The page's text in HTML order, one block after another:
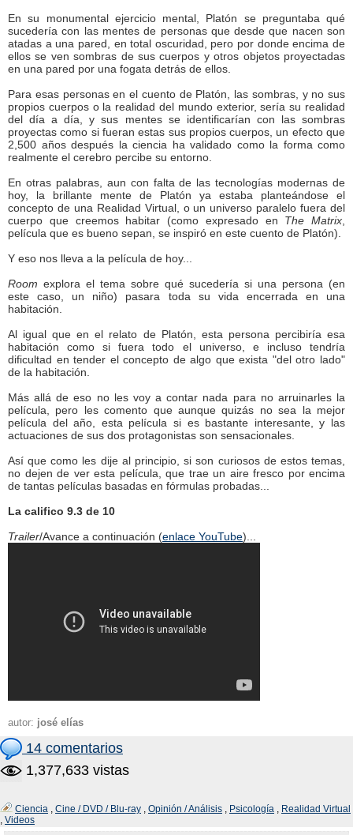
En su monumental ejercicio mental, Platón se preguntaba qué
sucedería con las mentes de personas que desde que nacen son
atadas a una pared, en total oscuridad, pero por donde encima de
ellos se ven sombras de sus cuerpos y otros objetos proyectadas
en una pared por una fogata detrás de ellos.
Para esas personas en el cuento de Platón, las sombras, y no sus
propios cuerpos o la realidad del mundo exterior, sería su realidad
del día a día, y sus mentes se identificarían con las sombras
proyectas como si fueran estas sus propios cuerpos, un efecto que
2,500 años después la ciencia ha validado como la forma como
realmente el cerebro percibe su entorno.
En otras palabras, aun con falta de las tecnologías modernas de
hoy, la brillante mente de Platón ya estaba planteándose el
concepto de una Realidad Virtual, o un universo paralelo fuera del
cuerpo que creemos habitar (como expresado en The Matrix
película que es bueno sepan, se inspiró en este cuento de Platón).
Y eso nos lleva a la película de hoy...
Room explora el tema sobre qué sucedería si una persona (en
este caso, un niño) pasara toda su vida encerrada en una
habitación.
Al igual que en el relato de Platón, esta persona percibiría esa
habitación como si fuera todo el universo, e incluso tendría
dificultad en tender el concepto de algo que exista "del otro lado"
de la habitación.
Más allá de eso no les voy a contar nada para no arruinarles la
película, pero les comento que aunque quizás no sea la mejor
película del año, esta película si es bastante interesante, y las
actuaciones de sus dos protagonistas son sensacionales.
Así que como les dije al principio, si son curiosos de estos temas,
no dejen de ver esta película, que trae un aire fresco por encima
de tantas películas basadas en fórmulas probadas...
La califico 9.3 de 10
Trailer/Avance a continuación (enlace YouTube)...
autor: josé elías
14 comentarios
1,377,633 vistas
Ciencia , Cine / DVD / Blu-ray , Opinión / Análisis , Psicología , Realidad Virtual
, Videos